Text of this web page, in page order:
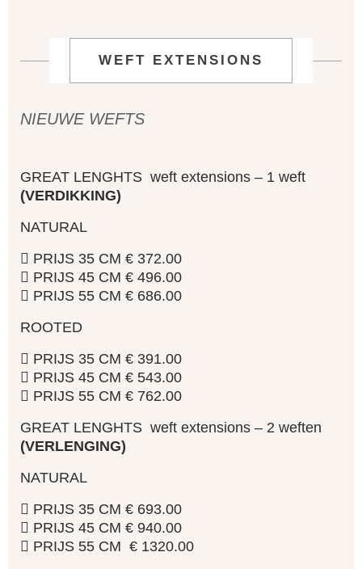
WEFT EXTENSIONS
NIEUWE WEFTS
GREAT LENGHTS weft extensions – 1 weft
(VERDIKKING)
NATURAL
 PRIJS 35 CM € 372.00
 PRIJS 45 CM € 496.00
 PRIJS 55 CM € 686.00
ROOTED
 PRIJS 35 CM € 391.00
 PRIJS 45 CM € 543.00
 PRIJS 55 CM € 762.00
GREAT LENGHTS weft extensions – 2 weften
(VERLENGING)
NATURAL
 PRIJS 35 CM € 693.00
 PRIJS 45 CM € 940.00
 PRIJS 55 CM € 1320.00